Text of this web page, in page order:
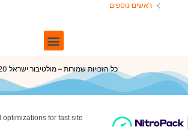
ראשים נוספים
כל הזכויות שמורות – מולטיבור ישראל 2020